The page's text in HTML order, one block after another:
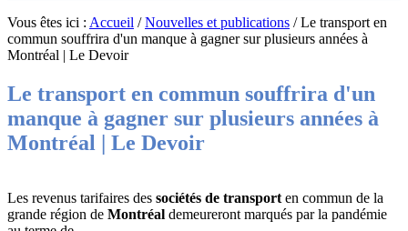
Vous êtes ici : Accueil /Nouvelles et publications /Le transport en
commun souffrira d'un manque à gagner sur plusieurs années à
Montréal | Le Devoir
Le transport en commun souffrira d'un
manque à gagner sur plusieurs années à
Montréal | Le Devoir
Les revenus tarifaires des sociétés de transport en commun de la
grande région de Montréal demeureront marqués par la pandémie